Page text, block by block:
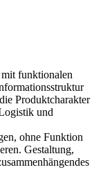
funktionalen
Produktcharakter
und
ohne Funktion
Gestaltung,